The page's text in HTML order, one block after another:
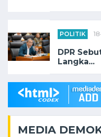
POLITIK
DPR
Langka...
MEDIA